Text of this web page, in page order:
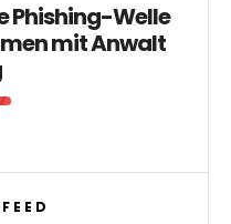
Phishing-Welle
mit Anwalt